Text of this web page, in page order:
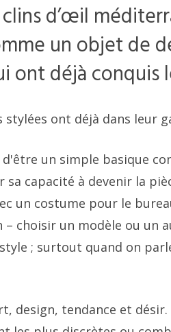
d’œil
un objet de
ont déjà conquis
stylées ont déjà dans leur
un simple basique
capacité à devenir la
un costume pour le
choisir un modèle ou un
; surtout quand on
design, tendance et désir.